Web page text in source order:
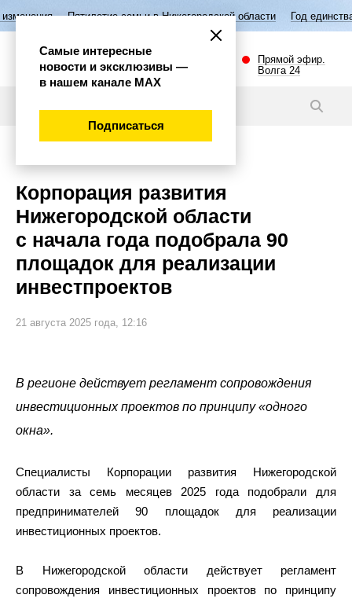
Пятилетие семьи в Нижегородской области Год единства народов
Прямой эфир.
Волга 24
Корпорация развития
Нижегородской области
с начала года подобрала 90
площадок для реализации
инвестпроектов
21 августа 2025 года, 12:16
В регионе действует регламент сопровождения
инвестиционных проектов по принципу «одного
окна».
Специалисты Корпорации развития Нижегородской
области за семь месяцев 2025 года подобрали для
предпринимателей 90 площадок для реализации
инвестиционных проектов.
В Нижегородской области действует регламент
сопровождения инвестиционных проектов по принципу
Самые интересные
новости и эксклюзивы —
в нашем канале МАХ
Подписаться